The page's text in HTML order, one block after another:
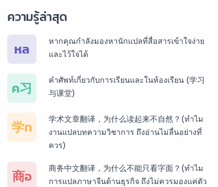
บริการรับแปลภาษากัมพูชา ราคาเริ่มต้น 150฿
บริการรับแปลภาษาเวียดนาม ราคาเริ่มต้น 150฿
บริการรับแปลภาษาฝรั่งเศส ราคาเริ่มต้น 150฿
ความรู้ล่าสุด
หล
หากคุณกำลังมองหานักแปลที่สื่อสารเข้าใจง่าย
และไว้ใจได้
ค习
คำศัพท์เกี่ยวกับการเรียนและในห้องเรียน (学习
与课堂)
学ท
学术文章翻译，为什么读起来不自然？(ทำไม
งานแปลบทความวิชาการ ถึงอ่านไม่ลื่นอย่างที่
ควร)
商อ
商务中文翻译，为什么不能只看字面？(ทำไม
การแปลภาษาจีนด้านธุรกิจ ถึงไม่ควรมองแค่ตัว